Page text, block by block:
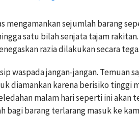
sejumlah barang
satu bilah senjata tajam rakitan.
razia dilakukan secara
waspada jangan-jangan. Temuan
diamankan karena berisiko tinggi
malam hari seperti ini akan
barang terlarang masuk ke